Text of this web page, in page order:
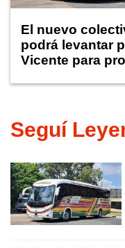
El nuevo
podrá levantar
Vicente para
Seguí